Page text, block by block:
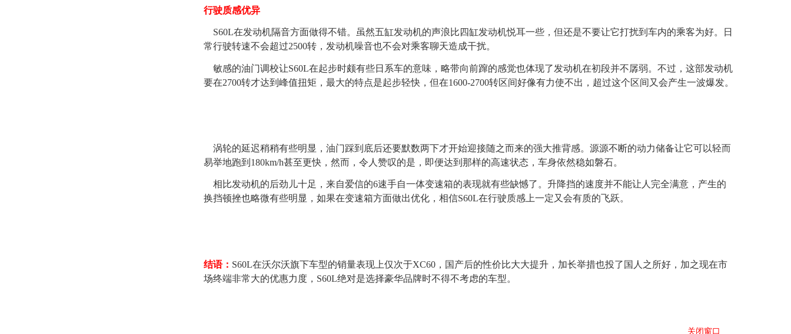
行驶质感优异
S60L在发动机隔音方面做得不错。虽然五缸发动机的声浪比四缸发动机悦耳一些，但还是不要让它打扰到车内的乘客为好。日
常行驶转速不会超过2500转，发动机噪音也不会对乘客聊天造成干扰。
敏感的油门调校让S60L在起步时颇有些日系车的意味，略带向前蹿的感觉也体现了发动机在初段并不孱弱。不过，这部发动机
要在2700转才达到峰值扭矩，最大的特点是起步轻快，但在1600-2700转区间好像有力使不出，超过这个区间又会产生一波爆发。
涡轮的延迟稍稍有些明显，油门踩到底后还要默数两下才开始迎接随之而来的强大推背感。源源不断的动力储备让它可以轻而
易举地跑到180km/h甚至更快，然而，令人赞叹的是，即便达到那样的高速状态，车身依然稳如磐石。
相比发动机的后劲儿十足，来自爱信的6速手自一体变速箱的表现就有些缺憾了。升降挡的速度并不能让人完全满意，产生的
换挡顿挫也略微有些明显，如果在变速箱方面做出优化，相信S60L在行驶质感上一定又会有质的飞跃。
结语： S60L在沃尔沃旗下车型的销量表现上仅次于XC60，国产后的性价比大大提升，加长举措也投了国人之所好，加之现在市
场终端非常大的优惠力度，S60L绝对是选择豪华品牌时不得不考虑的车型。
关闭窗口